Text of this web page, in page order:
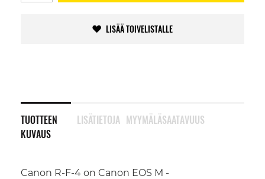
LISÄÄ TOIVELISTALLE
TUOTTEEN
KUVAUS
Canon R-F-4 on Canon EOS M -
LISÄTIETOJA MYYMÄLÄSAATAVUUS